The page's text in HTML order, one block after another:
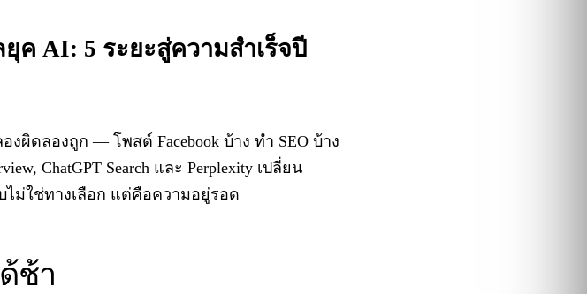
ค AI: 5 ระยะสู่ความสำเร็จปี
ผิดลองถูก — โพสต์ Facebook บ้าง ทำ SEO บ้าง
ChatGPT Search และ Perplexity เปลี่ยน
ม่ใช่ทางเลือก แต่คือความอยู่รอด
ช้า